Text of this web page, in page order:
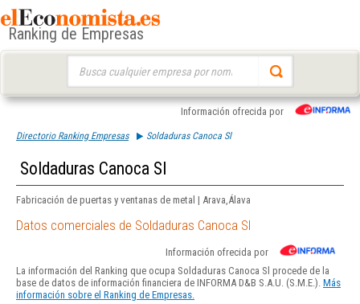
Ranking de Empresas
Información ofrecida por
Directorio Ranking Empresas Soldaduras Canoca Sl
Soldaduras Canoca Sl
Fabricación de puertas y ventanas de metal | Arava,Álava
Datos comerciales de Soldaduras Canoca Sl
Información ofrecida por
La información del Ranking que ocupa Soldaduras Canoca Sl procede de la
base de datos de información financiera de INFORMA D&B S.A.U. (S.M.E.). Más
información sobre el Ranking de Empresas.